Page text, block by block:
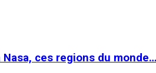
Nasa, ces regions du monde…